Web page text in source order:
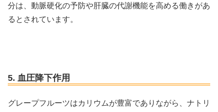
分は、動脈硬化の予防や肝臓の代謝機能を高める働きがあ
るとされています。
5. 血圧降下作用
グレープフルーツはカリウムが豊富でありながら、ナトリ